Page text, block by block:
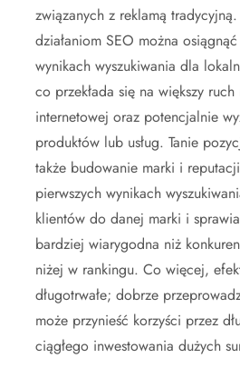
związanych z reklamą
działaniom SEO można
wynikach wyszukiwania dla
co przekłada się na większy
internetowej oraz potencjalnie
produktów lub usług. Tanie
także budowanie marki i
pierwszych wynikach
klientów do danej marki i
bardziej wiarygodna niż
niżej w rankingu. Co więcej,
długotrwałe; dobrze
może przynieść korzyści przez
ciągłego inwestowania dużych